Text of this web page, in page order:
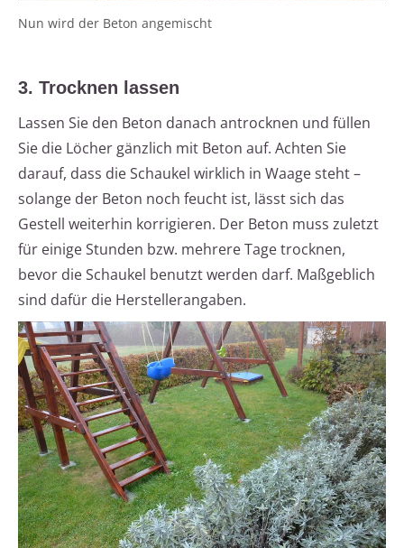
Nun wird der Beton angemischt
3. Trocknen lassen
Lassen Sie den Beton danach antrocknen und füllen
Sie die Löcher gänzlich mit Beton auf. Achten Sie
darauf, dass die Schaukel wirklich in Waage steht –
solange der Beton noch feucht ist, lässt sich das
Gestell weiterhin korrigieren. Der Beton muss zuletzt
für einige Stunden bzw. mehrere Tage trocknen,
bevor die Schaukel benutzt werden darf. Maßgeblich
sind dafür die Herstellerangaben.